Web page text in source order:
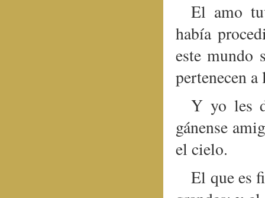
El amo
había
este mundo
pertenecen
Y yo les
gánense
el cielo.
El que es